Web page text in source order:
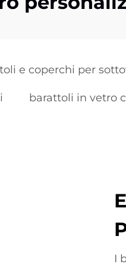
e coperchi per
barattoli in vetro
I